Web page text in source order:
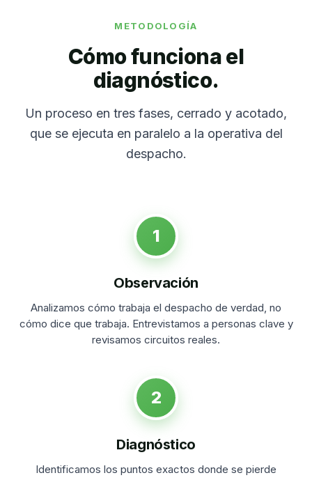
METODOLOGÍA
Cómo funciona el
diagnóstico.
Un proceso en tres fases, cerrado y acotado,
que se ejecuta en paralelo a la operativa del
despacho.
1
Observación
Analizamos cómo trabaja el despacho de verdad, no
cómo dice que trabaja. Entrevistamos a personas clave y
revisamos circuitos reales.
2
Diagnóstico
Identificamos los puntos exactos donde se pierde